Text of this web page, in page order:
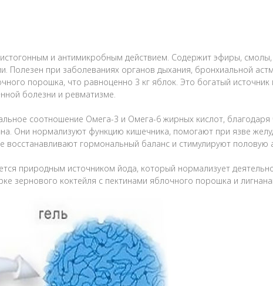
и антимикробным действием. Содержит эфиры,
Полезен при заболеваниях органов дыхания, бронхиальной
порошка, что равноценно 3 кг яблок. Это богатый
болезни и ревматизме.
соотношение Омега-3 и Омега-6 жирных кислот,
Они нормализуют функцию кишечника, помогают при язве
восстанавливают гормональный баланс и стимулируют половую
природным источником йода, который нормализует
зернового коктейля с пектинами яблочного порошка и